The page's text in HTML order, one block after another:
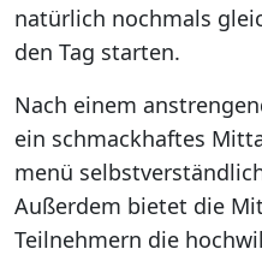
natürlich nochmals
den Tag starten.
Nach einem
ein schmackhaftes
menü
Außerdem bietet die
Teilnehmern die